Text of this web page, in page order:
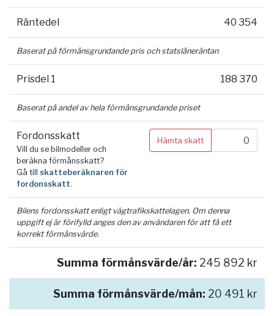
Räntedel 40 354
Baserat på förmånsgrundande pris och statslåneräntan
Prisdel 1 188 370
Baserat på andel av hela förmånsgrundande priset
Fordonsskatt
Vill du se bilmodeller och
beräkna förmånsskatt?
Gå till skatteberäknaren för
fordonsskatt.
Hämta skatt
Bilens fordonsskatt enligt vägtrafikskattelagen. Om denna
uppgift ej är förifylld anges den av användaren för att få ett
korrekt förmånsvärde.
Summa förmånsvärde/år: 245 892 kr
Summa förmånsvärde/mån: 20 491 kr